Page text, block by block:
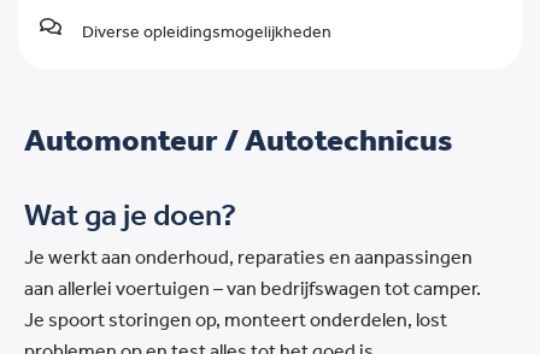
Diverse opleidingsmogelijkheden
Automonteur / Autotechnicus
Wat ga je doen?
Je werkt aan onderhoud, reparaties en aanpassingen
aan allerlei voertuigen – van bedrijfswagen tot camper.
Je spoort storingen op, monteert onderdelen, lost